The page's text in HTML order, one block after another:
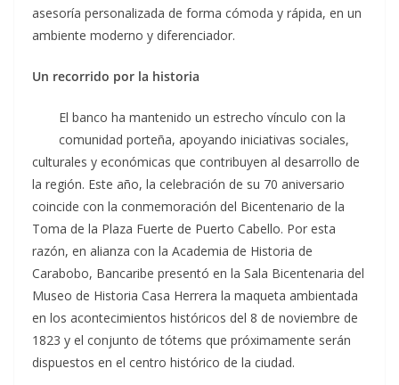
asesoría personalizada de forma cómoda y rápida, en un
ambiente moderno y diferenciador.
Un recorrido por la historia
El banco ha mantenido un estrecho vínculo con la
comunidad porteña, apoyando iniciativas sociales,
culturales y económicas que contribuyen al desarrollo de
la región. Este año, la celebración de su 70 aniversario
coincide con la conmemoración del Bicentenario de la
Toma de la Plaza Fuerte de Puerto Cabello. Por esta
razón, en alianza con la Academia de Historia de
Carabobo, Bancaribe presentó en la Sala Bicentenaria del
Museo de Historia Casa Herrera la maqueta ambientada
en los acontecimientos históricos del 8 de noviembre de
1823 y el conjunto de tótems que próximamente serán
dispuestos en el centro histórico de la ciudad.